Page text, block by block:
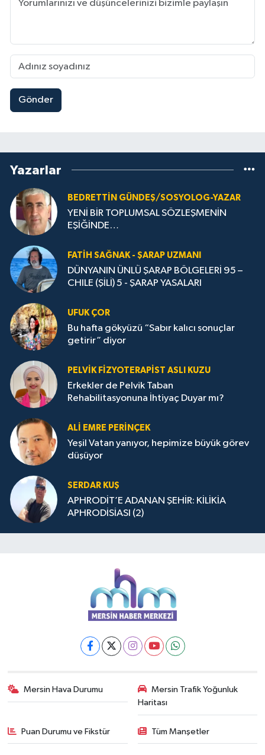
Gönder
Yazarlar
BEDRETTIN GÜNDEŞ/SOSYOLOG-YAZAR
YENİ BİR TOPLUMSAL SÖZLEŞMENİN
EŞİĞİNDE…
FATIH SAĞNAK - ŞARAP UZMANI
DÜNYANIN ÜNLÜ ŞARAP BÖLGELERİ 95 –
CHILE (ŞİLİ) 5 - ŞARAP YASALARI
UFUK ÇOR
Bu hafta gökyüzü “Sabır kalıcı sonuçlar
getirir” diyor
PELVIK FIZYOTERAPIST ASLI KUZU
Erkekler de Pelvik Taban
Rehabilitasyonuna İhtiyaç Duyar mı?
ALİ EMRE PERİNÇEK
Yeşil Vatan yanıyor, hepimize büyük görev
düşüyor
SERDAR KUŞ
APHRODİT’E ADANAN ŞEHİR: KİLİKİA
APHRODİSİASI (2)
Mersin Hava Durumu
Mersin Trafik Yoğunluk
Haritası
Puan Durumu ve Fikstür Tüm Manşetler